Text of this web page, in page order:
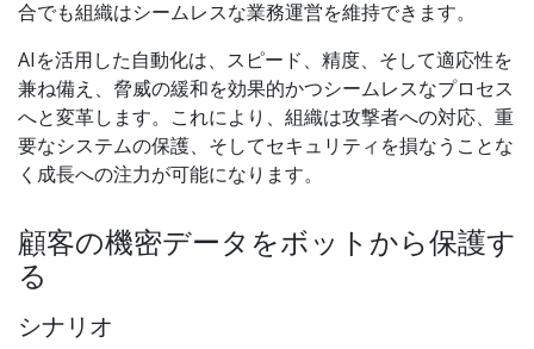
合でも組織はシームレスな業務運営を維持できます。
AIを活用した自動化は、スピード、精度、そして適応性を
兼ね備え、脅威の緩和を効果的かつシームレスなプロセス
へと変革します。これにより、組織は攻撃者への対応、重
要なシステムの保護、そしてセキュリティを損なうことな
く成長への注力が可能になります。
顧客の機密データをボットから保護す
る
シナリオ